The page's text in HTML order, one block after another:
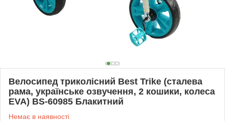
Велосипед триколісний Best Trike (сталева
рама, українське озвучення, 2 кошики, колеса
EVA) BS-60985 Блакитний
Немає в наявності